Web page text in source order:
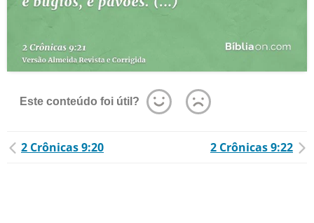
Este conteúdo foi útil?
2 Crônicas 9:20 2 Crônicas 9:22